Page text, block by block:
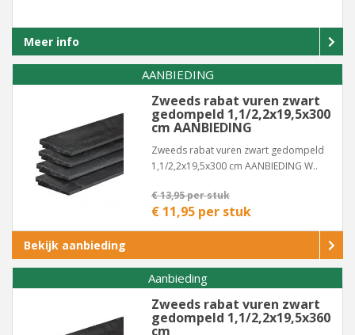
Meer info
AANBIEDING
Zweeds rabat vuren zwart
gedompeld 1,1/2,2x19,5x300
cm AANBIEDING
Zweeds rabat vuren zwart gedompeld
1,1/2,2x19,5x300 cm AANBIEDING W..
€ 13,95 per stuk
€ 11,95 per stuk
Bekijk aanbieding
Aanbieding
Zweeds rabat vuren zwart
gedompeld 1,1/2,2x19,5x360
cm